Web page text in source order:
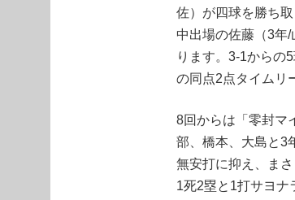
佐）が四球を勝ち
中出場の佐藤（3年
ります。3-1からの
の同点2点タイムリ
8回からは「零封マ
部、橋本、大島と3
無安打に抑え、ま
1死2塁と1打サヨナ